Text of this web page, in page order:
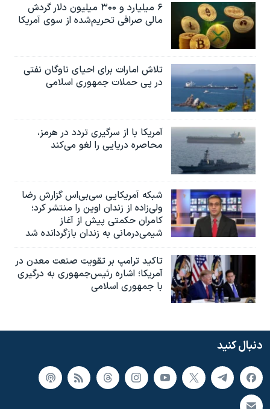
۶ میلیارد و ۳۰۰ میلیون دلار گردش
مالی صرافی تحریم‌شده از سوی آمریکا
تلاش امارات برای احیای ناوگان نفتی
در پی حملات جمهوری اسلامی
آمریکا با از سرگیری تردد در هرمز،
محاصره دریایی را لغو می‌کند
شبکه آمریکایی سی‌بی‌‌اس گزارش رضا
ولی‌زاده از زندان اوین را منتشر کرد؛
کامران حکمتی پیش از آغاز
شیمی‌درمانی به زندان بازگردانده شد
تاکید ترامپ بر تقویت صنعت معدن در
آمریکا؛ اشاره رئیس‌جمهوری به درگیری
با جمهوری اسلامی
دنبال کنید